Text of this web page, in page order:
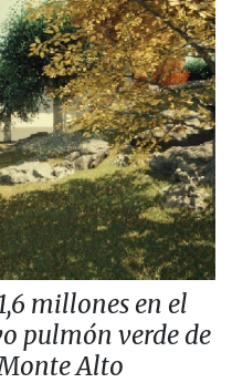
millones en el
pulmón verde de
Alto